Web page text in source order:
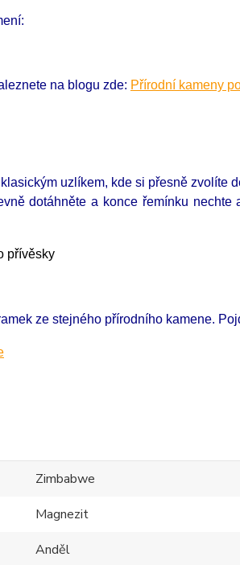
na blogu zde: Přírodní kameny
uzlíkem, kde si přesně zvolíte
dotáhněte a konce řemínku
ze stejného přírodního kamene.
Zimbabwe
Magnezit
Anděl